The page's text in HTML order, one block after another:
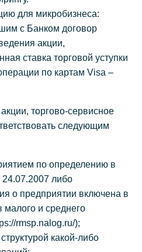
для микробизнеса:
с Банком договор
акции,
ставка торговой уступки
по картам Visa –
торгово-сервисное
следующим
по определению в
24.07.2007 либо
о предприятии включена в
малого и среднего
rmsp.nalog.ru/);
какой-либо